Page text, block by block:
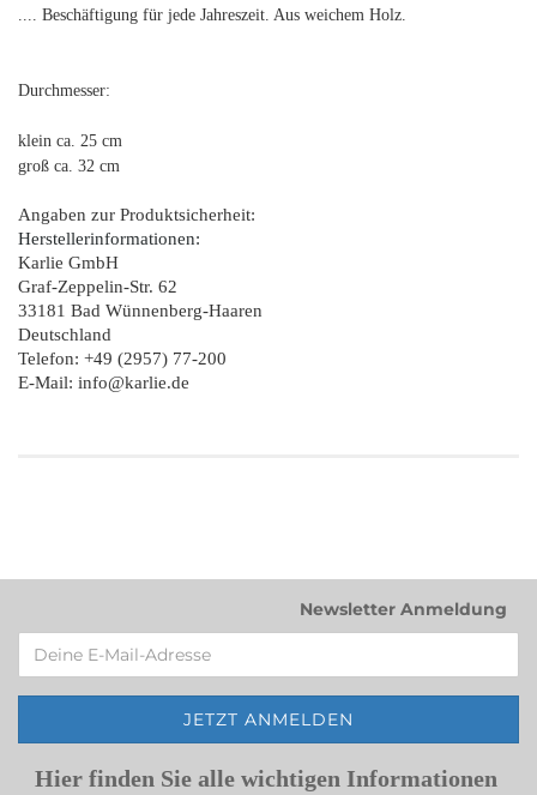
.... Beschäftigung für jede Jahreszeit. Aus weichem Holz.
Durchmesser:
klein ca. 25 cm
groß ca. 32 cm
Angaben zur Produktsicherheit:
Herstellerinformationen:
Karlie GmbH
Graf-Zeppelin-Str. 62
33181 Bad Wünnenberg-Haaren
Deutschland
Telefon: +49 (2957) 77-200
E-Mail: info@karlie.de
Newsletter Anmeldung
Hier finden Sie alle wichtigen Informationen